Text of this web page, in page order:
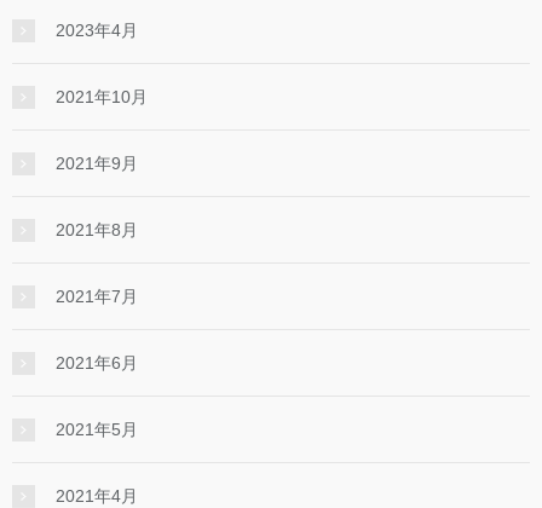
2023年4月
2021年10月
2021年9月
2021年8月
2021年7月
2021年6月
2021年5月
2021年4月